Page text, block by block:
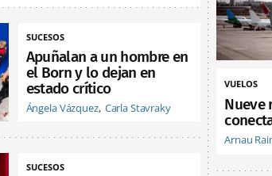
SUCESOS
Apuñalan a un hombre en
el Born y lo dejan en
estado crítico
Ángela Vázquez Carla Stavraky
SUCESOS
VUELOS
Nueve
Arnau